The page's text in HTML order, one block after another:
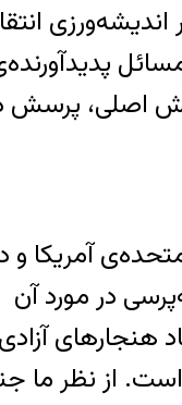
اصلی،
متحده‌ی
در مورد آن
هنجارهای
از نظر ما